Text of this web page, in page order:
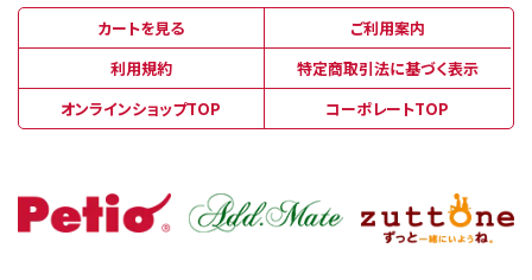
カートを見る
ご利用案内
利用規約
特定商取引法に基づく表示
オンラインショップTOP
コーポレートTOP